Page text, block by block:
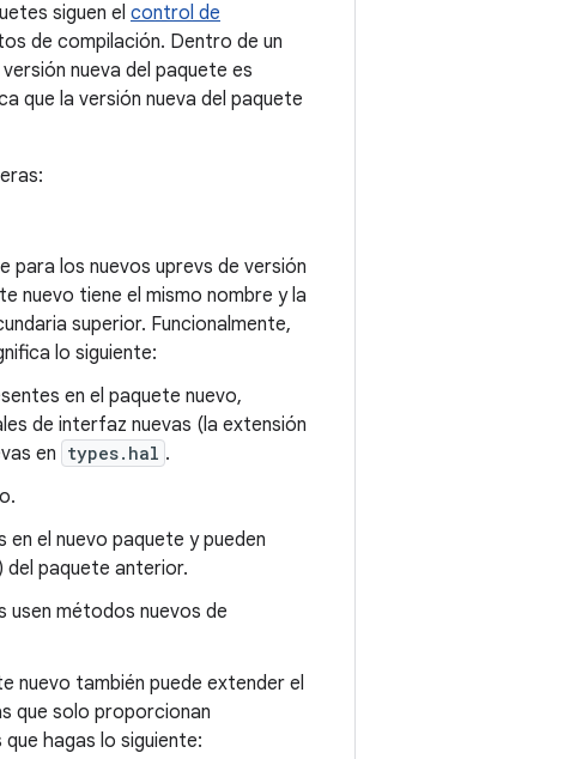
siguen el control de
de compilación. Dentro de un
nueva del paquete es
que la versión nueva del paquete
para los nuevos uprevs de versión
nuevo tiene el mismo nombre y la
superior. Funcionalmente,
lo siguiente:
en el paquete nuevo,
de interfaz nuevas (la extensión
en types.hal .
el nuevo paquete y pueden
paquete anterior.
usen métodos nuevos de
nuevo también puede extender el
que solo proporcionan
hagas lo siguiente: